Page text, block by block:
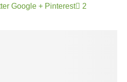
2
Google + Pinterest